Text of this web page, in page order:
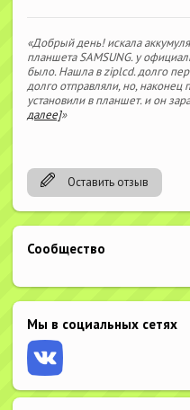
«Добрый день! искала
планшета SAMSUNG. у
было. Нашла в ziplcd. долго
долго отправляли, но, наконец
установили в планшет. и он
далее]»
Оставить отзыв
Сообщество
Мы в социальных сетях